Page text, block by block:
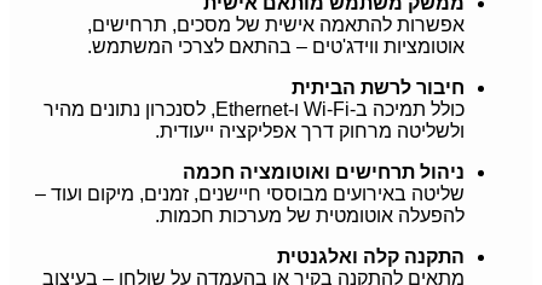
אפשרות להתאמה אישית של מסכים, תרחישים,
אוטומציות ווידג'טים – בהתאם לצרכי המשתמש.
חיבור לרשת הביתית
כולל תמיכה ב-Wi-Fi ו-Ethernet, לסנכרון נתונים מהיר
ולשליטה מרחוק דרך אפליקציה ייעודית.
ניהול תרחישים ואוטומציה חכמה
שליטה באירועים מבוססי חיישנים, זמנים, מיקום ועוד –
להפעלה אוטומטית של מערכות חכמות.
התקנה קלה ואלגנטית
מתאים להתקנה בקיר או בהעמדה על שולחן – בעיצוב